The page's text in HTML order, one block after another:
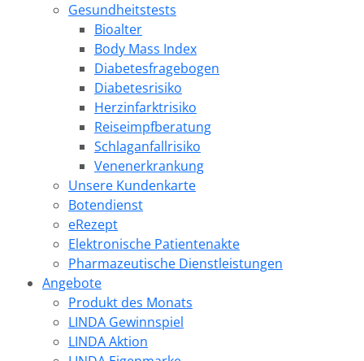
Gesundheitstests
Bioalter
Body Mass Index
Diabetesfragebogen
Diabetesrisiko
Herzinfarktrisiko
Reiseimpfberatung
Schlaganfallrisiko
Venenerkrankung
Unsere Kundenkarte
Botendienst
eRezept
Elektronische Patientenakte
Pharmazeutische Dienstleistungen
Angebote
Produkt des Monats
LINDA Gewinnspiel
LINDA Aktion